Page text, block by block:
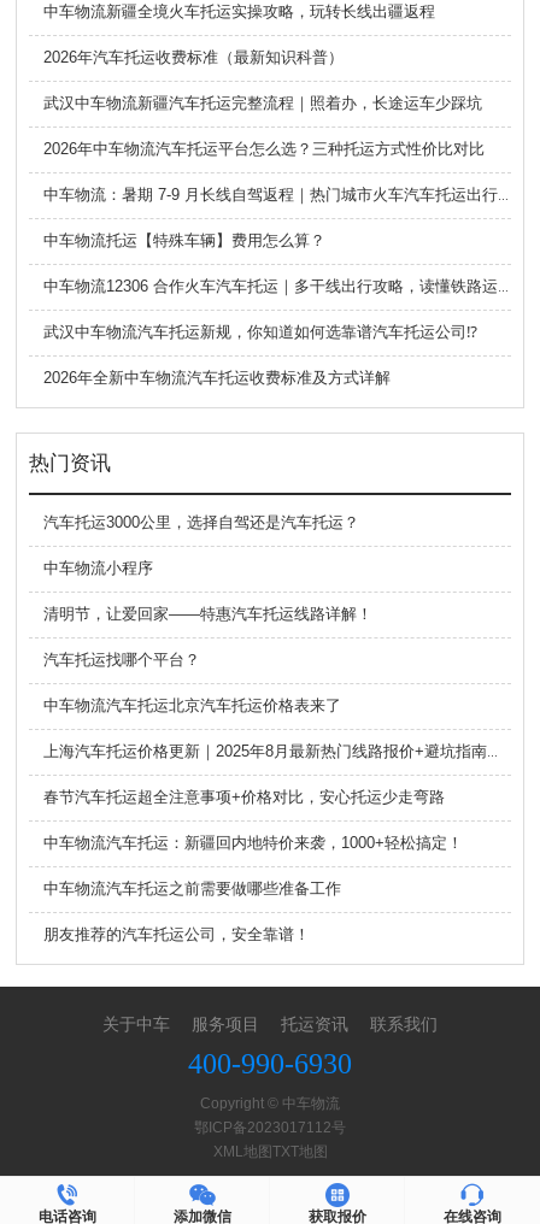
中车物流新疆全境火车托运实操攻略，玩转长线出疆返程
2026年汽车托运收费标准（最新知识科普）
武汉中车物流新疆汽车托运完整流程｜照着办，长途运车少踩坑
2026年中车物流汽车托运平台怎么选？三种托运方式性价比对比
中车物流：暑期 7-9 月长线自驾返程｜热门城市火车汽车托运出行全攻略
中车物流托运【特殊车辆】费用怎么算？
中车物流12306 合作火车汽车托运｜多干线出行攻略，读懂铁路运车的优势与避坑要点
武汉中车物流汽车托运新规，你知道如何选靠谱汽车托运公司⁉️
2026年全新中车物流汽车托运收费标准及方式详解
热门资讯
汽车托运3000公里，选择自驾还是汽车托运？
中车物流小程序
清明节，让爱回家——特惠汽车托运线路详解！
汽车托运找哪个平台？
中车物流汽车托运北京汽车托运价格表来了
春节汽车托运超全注意事项+价格对比，安心托运少走弯路
中车物流汽车托运：新疆回内地特价来袭，1000+轻松搞定！
中车物流汽车托运之前需要做哪些准备工作
朋友推荐的汽车托运公司，安全靠谱！
关于中车 服务项目 托运资讯 联系我们
400-990-6930
Copyright © 中车物流
鄂ICP备2023017112号
XML地图 TXT地图
电话咨询 添加微信 获取报价 在线咨询